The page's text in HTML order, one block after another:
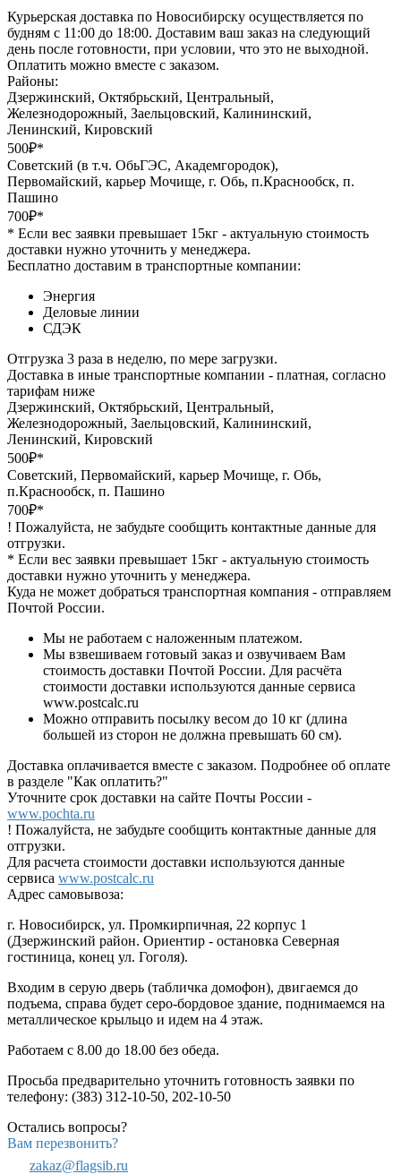
Курьерская доставка по Новосибирску осуществляется по
будням с 11:00 до 18:00. Доставим ваш заказ на следующий
день после готовности, при условии, что это не выходной.
Оплатить можно вместе с заказом.
Районы:
Дзержинский, Октябрьский, Центральный,
Железнодорожный, Заельцовский, Калининский,
Ленинский, Кировский
500₽*
Советский (в т.ч. ОбьГЭС, Академгородок),
Первомайский, карьер Мочище, г. Обь, п.Краснообск, п.
Пашино
700₽*
* Если вес заявки превышает 15кг - актуальную стоимость
доставки нужно уточнить у менеджера.
Бесплатно доставим в транспортные компании:
Энергия
Деловые линии
СДЭК
Отгрузка 3 раза в неделю, по мере загрузки.
Доставка в иные транспортные компании - платная, согласно
тарифам ниже
Дзержинский, Октябрьский, Центральный,
Железнодорожный, Заельцовский, Калининский,
Ленинский, Кировский
500₽*
Советский, Первомайский, карьер Мочище, г. Обь,
п.Краснообск, п. Пашино
700₽*
! Пожалуйста, не забудьте сообщить контактные данные для
отгрузки.
* Если вес заявки превышает 15кг - актуальную стоимость
доставки нужно уточнить у менеджера.
Куда не может добраться транспортная компания - отправляем
Почтой России.
Мы не работаем с наложенным платежом.
Мы взвешиваем готовый заказ и озвучиваем Вам
стоимость доставки Почтой России. Для расчёта
стоимости доставки используются данные сервиса
www.postcalc.ru
Можно отправить посылку весом до 10 кг (длина
большей из сторон не должна превышать 60 см).
Доставка оплачивается вместе с заказом. Подробнее об оплате
в разделе "Как оплатить?"
Уточните срок доставки на сайте Почты России -
www.pochta.ru
! Пожалуйста, не забудьте сообщить контактные данные для
отгрузки.
Для расчета стоимости доставки используются данные
сервиса www.postcalc.ru
Адрес самовывоза:
г. Новосибирск, ул. Промкирпичная, 22 корпус 1
(Дзержинский район. Ориентир - остановка Северная
гостиница, конец ул. Гоголя).
Входим в серую дверь (табличка домофон), двигаемся до
подъема, справа будет серо-бордовое здание, поднимаемся на
металлическое крыльцо и идем на 4 этаж.
Работаем с 8.00 до 18.00 без обеда.
Просьба предварительно уточнить готовность заявки по
телефону: (383) 312-10-50, 202-10-50
Остались вопросы?
Вам перезвонить?
zakaz@flagsib.ru